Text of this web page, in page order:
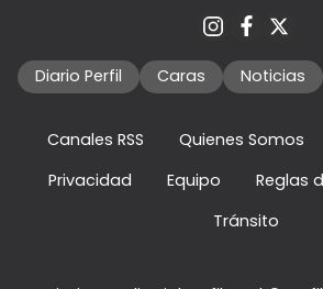
Diario Perfil Caras Noticias
Canales RSS Quienes Somos
Privacidad
Equipo
Reglas
Tránsito